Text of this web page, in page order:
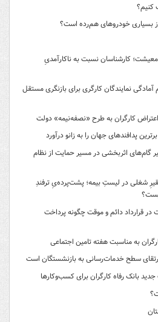
کنیم؟
بسیاری خودروهای هم‌رده است؟
کارشناسان نسبت به ناکارآمدیِ
نمایندگان کارگری برای بازنگری مستقل
کارگران به طرح «نصفه‌نیمه» دولت
پدافندهای جهان را به زانو درآورد
گام‌های اثربخشی در مسیر حمایت از نظام
شغلی در لیستِ بیمه؛ پشت‌پرده‌یِ ترفندِ
در قرارداد دائم و موقت چگونه پرداخت
به مناسبت هفته تامین اجتماعی
ارتقای سطح خدمات‌رسانی به بازنشستگان است
بانک رفاه کارگران برای کسب‌وکارها